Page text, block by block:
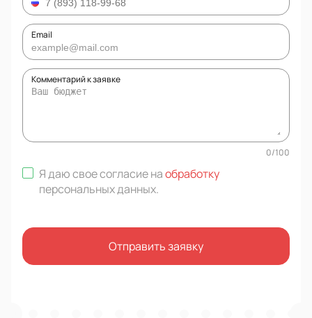
Email
Комментарий к заявке
0/100
Я даю свое согласие наобработку
персональных данных.
Отправить заявку